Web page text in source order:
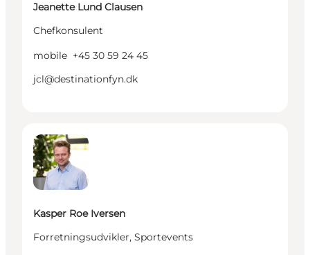
Jeanette Lund Clausen
Chefkonsulent
mobile +45 30 59 24 45
jcl@destinationfyn.dk
Kasper Roe Iversen
Forretningsudvikler, Sportevents